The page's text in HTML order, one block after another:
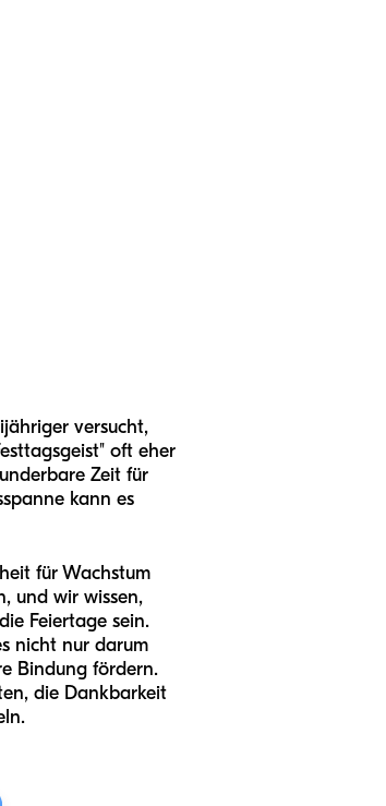
versucht,
oft eher
Zeit für
kann es
für Wachstum
und wir wissen,
Feiertage sein.
nicht nur darum
Bindung fördern.
die Dankbarkeit